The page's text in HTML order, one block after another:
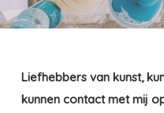
Liefhebbers van kunst,
kunnen contact met mij